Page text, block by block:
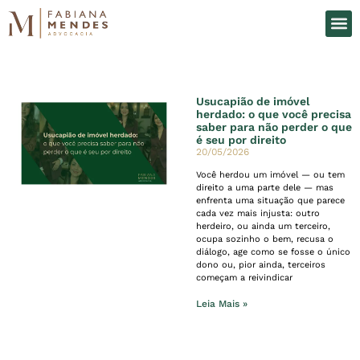
Usucapião de imóvel
herdado: o que você precisa
saber para não perder o que
é seu por direito
20/05/2026
Você herdou um imóvel — ou tem
direito a uma parte dele — mas
enfrenta uma situação que parece
cada vez mais injusta: outro
herdeiro, ou ainda um terceiro,
ocupa sozinho o bem, recusa o
diálogo, age como se fosse o único
dono ou, pior ainda, terceiros
começam a reivindicar
Leia Mais »